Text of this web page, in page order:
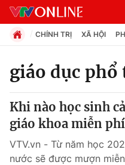
Chuyên mục
Chính trị
Xã hội
CHÍNH TRỊ XÃ HỘI
giáo dục phổ
Khi nào học sinh
giáo khoa miễn
VTV.vn - Từ năm học
nước sẽ được mượn